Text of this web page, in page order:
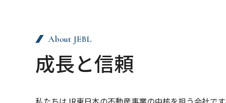
About JEBL
成長と信頼